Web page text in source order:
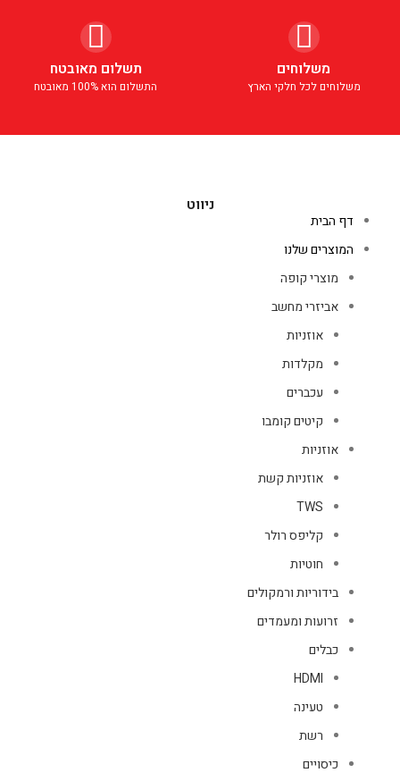
משלוחים
משלוחים לכל חלקי הארץ
תשלום מאובטח
התשלום הוא 100% מאובטח
ניווט
דף הבית
המוצרים שלנו
מוצרי קופה
אביזרי מחשב
אוזניות
מקלדות
עכברים
קיטים קומבו
אוזניות
אוזניות קשת
TWS
קליפס רולר
חוטיות
בידוריות ורמקולים
זרועות ומעמדים
כבלים
HDMI
טעינה
רשת
כיסויים